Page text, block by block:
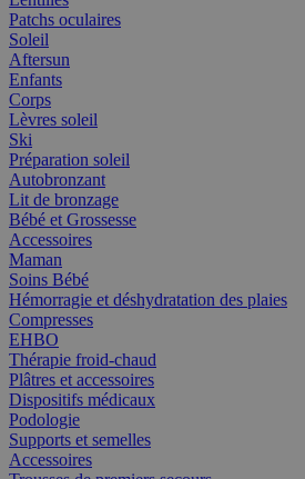
Patchs oculaires
Soleil
Aftersun
Enfants
Corps
Lèvres soleil
Ski
Préparation soleil
Autobronzant
Lit de bronzage
Bébé et Grossesse
Accessoires
Maman
Soins Bébé
Hémorragie et déshydratation des plaies
Compresses
EHBO
Thérapie froid-chaud
Plâtres et accessoires
Dispositifs médicaux
Podologie
Supports et semelles
Accessoires